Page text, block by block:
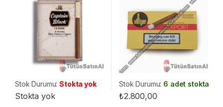
Stok Durumu:Stokta yok
Stokta yok
Stok Durumu: 6 adet stokta
₺2.800,00